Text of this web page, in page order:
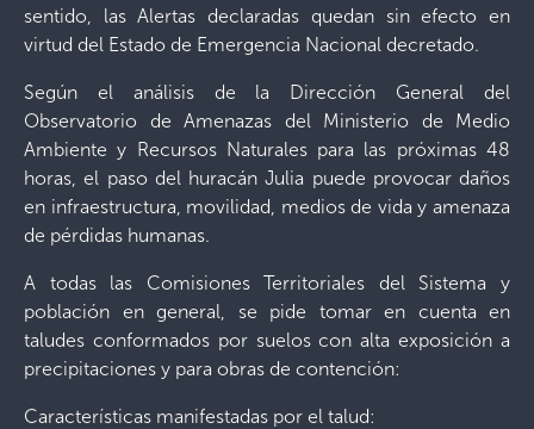
sentido, las Alertas declaradas quedan sin efecto en
virtud del Estado de Emergencia Nacional decretado.
Según el análisis de la Dirección General del
Observatorio de Amenazas del Ministerio de Medio
Ambiente y Recursos Naturales para las próximas 48
horas, el paso del huracán Julia puede provocar daños
en infraestructura, movilidad, medios de vida y amenaza
de pérdidas humanas.
A todas las Comisiones Territoriales del Sistema y
población en general, se pide tomar en cuenta en
taludes conformados por suelos con alta exposición a
precipitaciones y para obras de contención:
Características manifestadas por el talud: